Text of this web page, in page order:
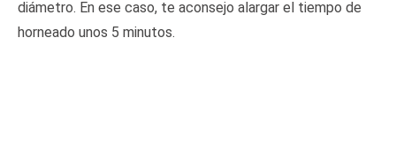
diámetro. En ese caso, te aconsejo alargar el tiempo de
horneado unos 5 minutos.